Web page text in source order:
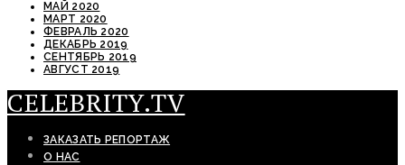
МАЙ 2020
МАРТ 2020
ФЕВРАЛЬ 2020
ДЕКАБРЬ 2019
СЕНТЯБРЬ 2019
АВГУСТ 2019
CELEBRITY.TV
ЗАКАЗАТЬ РЕПОРТАЖ
О НАС